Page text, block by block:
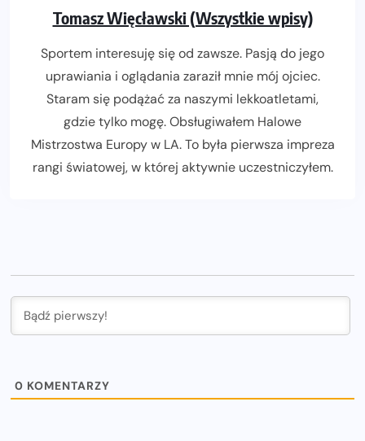
Tomasz Więcławski (Wszystkie wpisy)
Sportem interesuję się od zawsze. Pasją do jego
uprawiania i oglądania zaraził mnie mój ojciec.
Staram się podążać za naszymi lekkoatletami,
gdzie tylko mogę. Obsługiwałem Halowe
Mistrzostwa Europy w LA. To była pierwsza impreza
rangi światowej, w której aktywnie uczestniczyłem.
0 KOMENTARZY